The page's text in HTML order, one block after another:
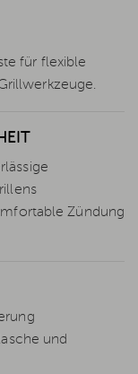
für flexible
Zündung
und